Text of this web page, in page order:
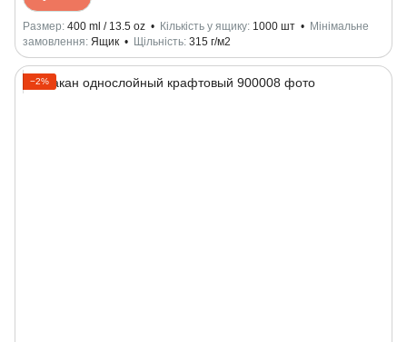
Размер 400 ml / 13.5 oz Кількість у ящику 1000 шт
Мінімальне
замовлення Ящик Щільність 315 г/м2
−2%